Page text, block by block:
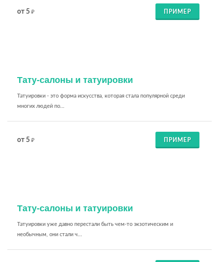
от 5 ₽ ПРИМЕР
Тату-салоны и татуировки
Татуировки - это форма искусства, которая стала популярной среди
многих людей по...
от 5 ₽ ПРИМЕР
Тату-салоны и татуировки
Татуировки уже давно перестали быть чем-то экзотическим и
необычным, они стали ч...